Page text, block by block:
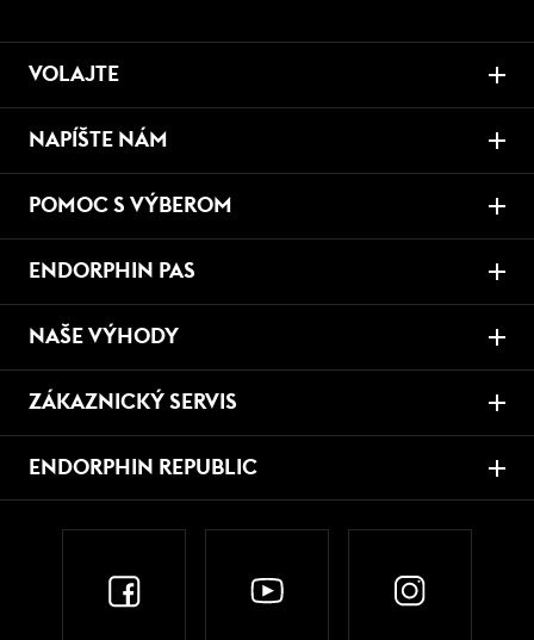
VOLAJTE
NAPÍŠTE NÁM
POMOC S VÝBEROM
ENDORPHIN PAS
NAŠE VÝHODY
ZÁKAZNICKÝ SERVIS
ENDORPHIN REPUBLIC